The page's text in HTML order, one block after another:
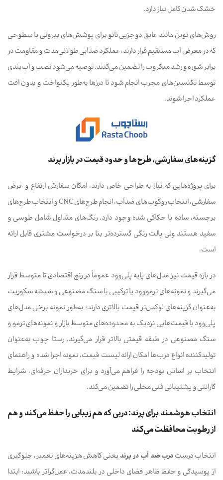
خشک شدن کامل نیاز دارد.
روش‌های نوین مانند عایق دوجزیی نانو برای پوشش‌های بیرونی یا سطوحی
که در معرض آب مستقیم قرار دارند، عملکرد ضدآبی طولانی‌مدت و مقاومت در
برابر شوره و رشد میکروب را تضمین می‌کنند. توصیه می‌شود نصب و آب‌بندی
توسط تکنسین‌های مجرب انجام شود تا درزها به‌طور یکنواخت و بدون افت
عملکرد اجرا شوند.
گزینه‌های سفارشی، طرح‌ها و حدود قیمت در بازار پرند
برای پروژه‌هایی که نیاز به طراحی خاص دارند، امکان سفارش ارتفاع و عرض
سفارشی، انتخاب روکوب‌های ضدآب، انجام طرح‌های CNC و انتخاب طرح‌های
برجسته، ساده یا حکاکی شده وجود دارد. رنگ‌های متداول شامل طوسی و
سفید هستند ولی پالت رنگی گسترده‌تر بنا بر درخواست مشتری قابل ارائه
است.
در بازه قیمت نیز مدل‌های پایه پلی‌وود عموماً در رنج اقتصادی تا متوسط قرار
می‌گیرند و نمونه‌های ترمووود یا ترکیبی با سنگ مصنوعی و شیشه سکوریت
به‌عنوان گزینه‌های لوکس‌تر قیمت بالاتری دارند؛ به‌طور نمونه برخی مدل‌های
پلی‌وود با قیمت‌هایی نزدیک به محدوده‌های متوسط بازار و نمونه‌های ترمو و
سنگ مصنوعی در طبقه قیمتی بالاتر قرار می‌گیرند. رستا چوب به‌عنوان
تولیدکننده انواع درب‌ها امکان ارائه لیست قیمت، نمونه اجرا شده و راهنمای
انتخاب بر اساس بودجه را فراهم می‌آورد و برای خریداران حرفه‌ای، شرایط
گارانتی و پشتیبانی فنی محلی را تضمین می‌کند.
انتخاب هوشمند برای پرند: دربی که هم زیبایی را حفظ می‌کند و هم
از رطوبت محافظت می‌کند
انتخاب درستدرب ضد آب در پرندیعنی کاهش هزینه‌های تعمیر، جلوگیری
از پوسیدگی و حفظ ظاهر فضای داخلی در بلندمدت. عمل‌گراتر باشید: ابتدا